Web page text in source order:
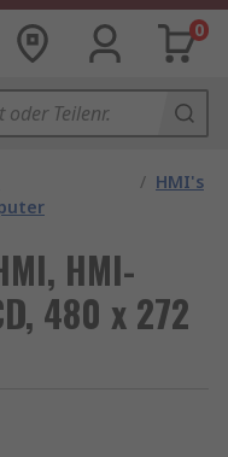
0
/ HMI's
HMI-
480 x 272